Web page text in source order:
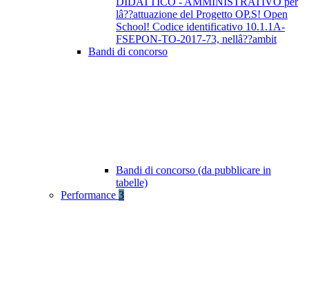
lâ??attuazione del Progetto OP.S! Open
School! Codice identificativo 10.1.1A-
FSEPON-TO-2017-73, nellâ??ambit
Bandi di concorso
Bandi di concorso (da pubblicare in
tabelle)
Performance 3